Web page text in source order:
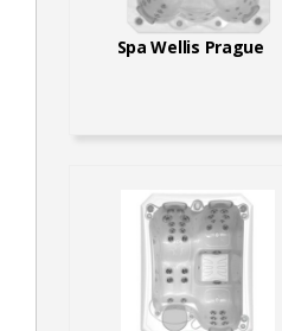
Spa Wellis Prague